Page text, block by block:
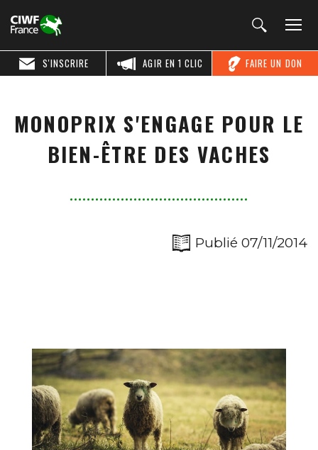
FAIRE UN DON
AGIR EN 1 CLIC
S'INSCRIRE
MONOPRIX S'ENGAGE POUR LE
BIEN-ÊTRE DES VACHES
Publié 07/11/2014